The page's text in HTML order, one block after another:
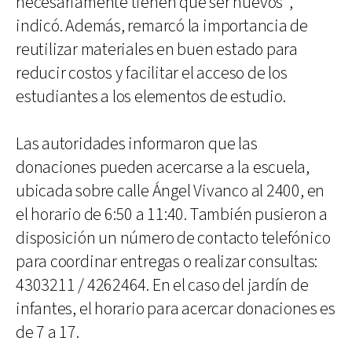
indicó. Además, remarcó la importancia de
reutilizar materiales en buen estado para
reducir costos y facilitar el acceso de los
estudiantes a los elementos de estudio.
Las autoridades informaron que las
donaciones pueden acercarse a la escuela,
ubicada sobre calle Ángel Vivanco al 2400, en
el horario de 6:50 a 11:40. También pusieron a
disposición un número de contacto telefónico
para coordinar entregas o realizar consultas:
4303211 / 4262464. En el caso del jardín de
infantes, el horario para acercar donaciones es
de 7 a 17.